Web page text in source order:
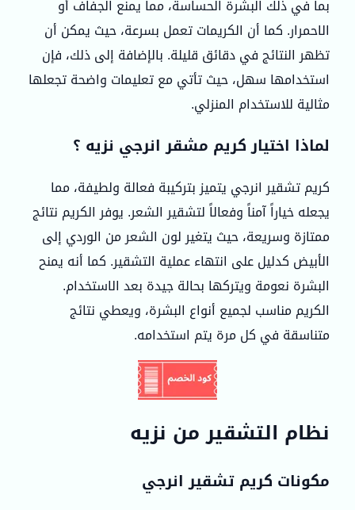
بما في ذلك البشرة الحساسة، مما يمنع الجفاف أو
الاحمرار. كما أن الكريمات تعمل بسرعة، حيث يمكن أن
تظهر النتائج في دقائق قليلة. بالإضافة إلى ذلك، فإن
استخدامها سهل، حيث تأتي مع تعليمات واضحة تجعلها
مثالية للاستخدام المنزلي.
لماذا اختيار كريم مشقر انرجي نزيه ؟
كريم تشقير انرجي يتميز بتركيبة فعالة ولطيفة، مما
يجعله خياراً آمناً وفعالاً لتشقير الشعر. يوفر الكريم نتائج
ممتازة وسريعة، حيث يتغير لون الشعر من الوردي إلى
الأبيض كدليل على انتهاء عملية التشقير. كما أنه يمنح
البشرة نعومة ويتركها بحالة جيدة بعد الاستخدام.
الكريم مناسب لجميع أنواع البشرة، ويعطي نتائج
متناسقة في كل مرة يتم استخدامه.
نظام التشقير من نزيه
مكونات كريم تشقير انرجي